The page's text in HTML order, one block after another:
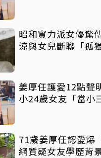
昭和實力派女優驚
涼與女兒斷聯「孤
姜厚任護愛12點聲
小24歲女友「當小
71歲姜厚任認愛爆
網質疑女友學歷